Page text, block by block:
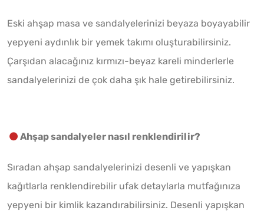
Eski ahşap masa ve sandalyelerinizi beyaza boyayabilir
yepyeni aydınlık bir yemek takımı oluşturabilirsiniz.
Çarşıdan alacağınız kırmızı-beyaz kareli minderlerle
sandalyelerinizi de çok daha şık hale getirebilirsiniz.
Ahşap sandalyeler nasıl renklendirilir?
Sıradan ahşap sandalyelerinizi desenli ve yapışkan
kağıtlarla renklendirebilir ufak detaylarla mutfağınıza
yepyeni bir kimlik kazandırabilirsiniz. Desenli yapışkan